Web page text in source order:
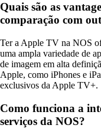
Quais são as
comparação com
Ter a Apple TV na NOS
uma ampla variedade de
de imagem em alta
Apple, como iPhones e
exclusivos da Apple TV+.
Como funciona a
serviços da NOS?